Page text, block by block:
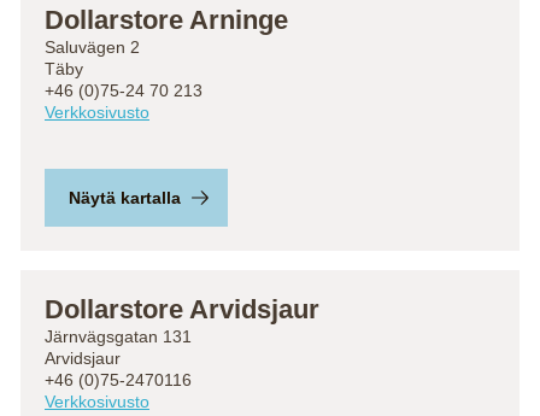
Dollarstore Arninge
Saluvägen 2
Täby
+46 (0)75-24 70 213
Verkkosivusto
Näytä kartalla
Dollarstore Arvidsjaur
Järnvägsgatan 131
Arvidsjaur
+46 (0)75-2470116
Verkkosivusto